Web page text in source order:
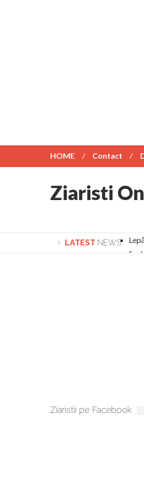
HOME Contact
Ziaristi
LATEST NEWS
Ziaristii pe Facebook